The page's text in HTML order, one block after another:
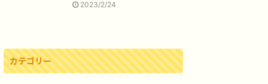
2023/2/24
カテゴリー